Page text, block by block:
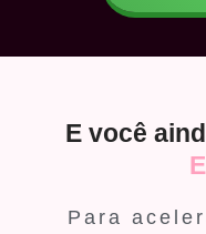
E você
Para